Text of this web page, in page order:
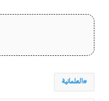
العلمانية